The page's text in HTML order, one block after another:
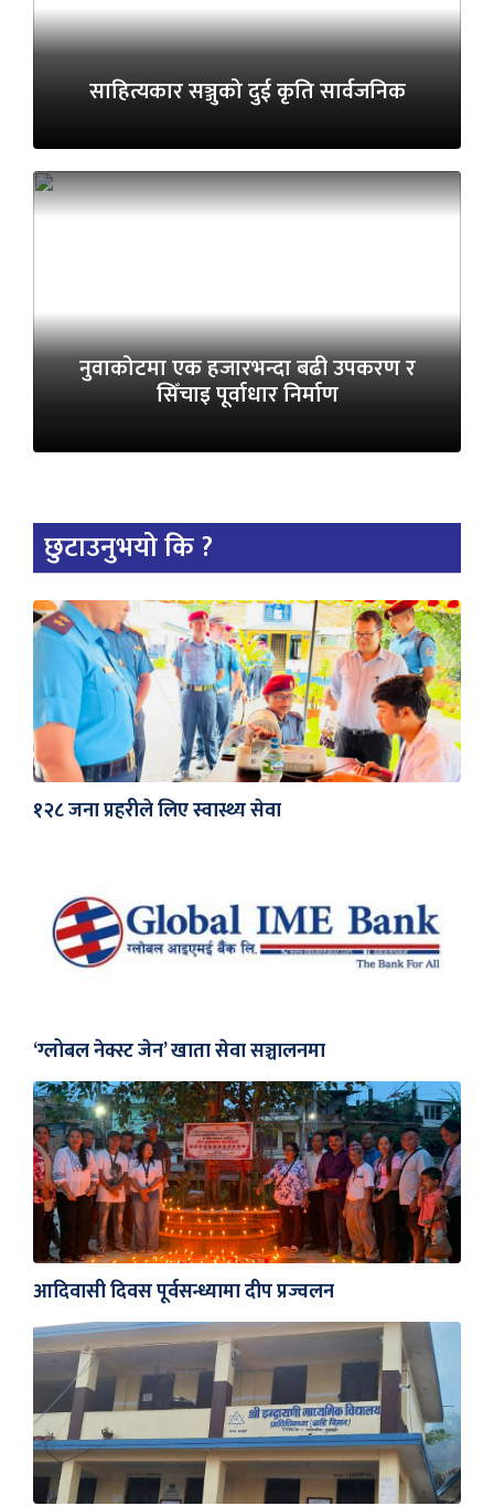
साहित्यकार सञ्जुको दुई कृति सार्वजनिक
नुवाकोटमा एक हजारभन्दा बढी उपकरण र
सिँचाइ पूर्वाधार निर्माण
छुटाउनुभयो कि ?
१२८ जना प्रहरीले लिए स्वास्थ्य सेवा
‘ग्लोबल नेक्स्ट जेन’ खाता सेवा सञ्चालनमा
आदिवासी दिवस पूर्वसन्ध्यामा दीप प्रज्वलन